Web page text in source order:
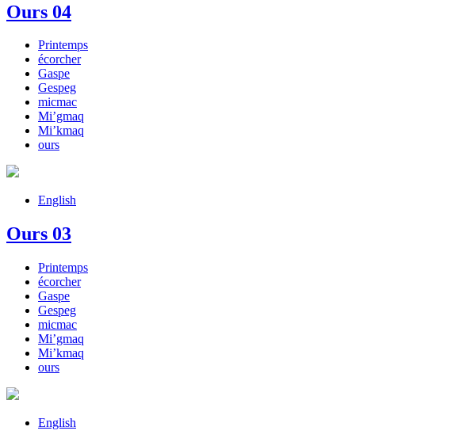
Ours 04
Printemps
écorcher
Gaspe
Gespeg
micmac
Mi’gmaq
Mi’kmaq
ours
English
Ours 03
Printemps
écorcher
Gaspe
Gespeg
micmac
Mi’gmaq
Mi’kmaq
ours
English